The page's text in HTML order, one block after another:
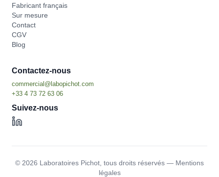
Fabricant français
Sur mesure
Contact
CGV
Blog
Contactez-nous
Suivez-nous
© 2026 Laboratoires Pichot, tous droits réservés — Mentions
légales